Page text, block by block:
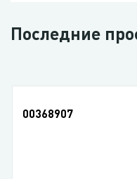
Последние
00368907